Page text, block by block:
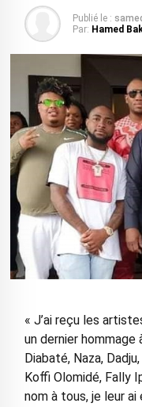
Publié le :
Par: Hamed
« J’ai reçu les
un dernier hommage
Diabaté, Naza,
Koffi Olomidé, Fally
nom à tous, je leur